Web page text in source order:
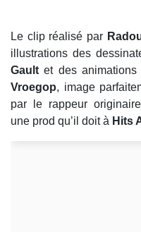
Le clip réalisé par
illustrations des
Gaultet des animations
Vroegop, image
par le rappeur
une prod qu’il doit à Hits